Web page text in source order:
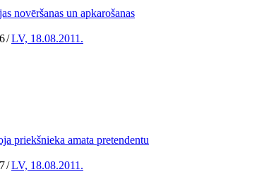
novēršanas un apkarošanas
/LV, 18.08.2011.
priekšnieka amata pretendentu
/LV, 18.08.2011.